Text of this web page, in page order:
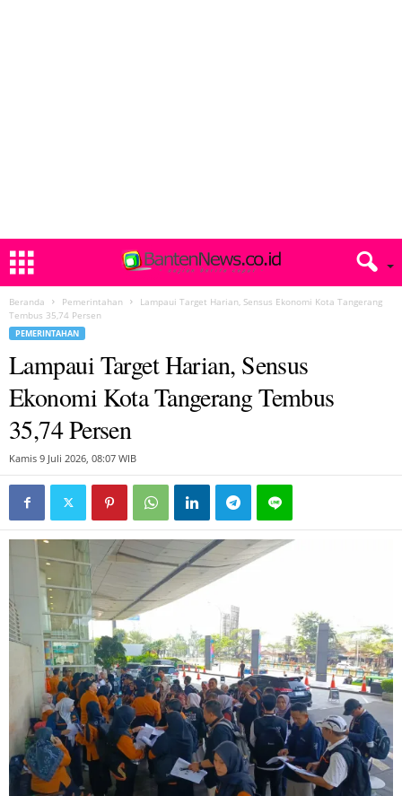
Beranda Pemerintahan
Lampaui Target Harian, Sensus Ekonomi Kota Tangerang
Tembus 35,74 Persen
PEMERINTAHAN
Lampaui Target Harian, Sensus
Ekonomi Kota Tangerang Tembus
35,74 Persen
Kamis 9 Juli 2026, 08:07 WIB